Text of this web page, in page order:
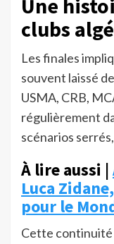
Une
clubs
Les finales
souvent laissé
USMA, CRB,
régulièrement
scénarios
À lire aussi |
Luca
pour le
Cette continuité